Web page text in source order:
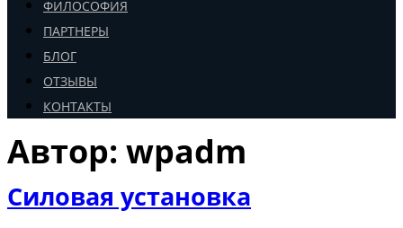
ФИЛОСОФИЯ
ПАРТНЕРЫ
БЛОГ
ОТЗЫВЫ
КОНТАКТЫ
Автор: wpadm
Силовая установка